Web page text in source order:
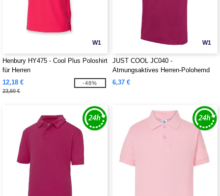
W1
Henbury HY475 - Cool Plus Poloshirt
für Herren
12,18 €
23,60 €
-48%
W1
JUST COOL JC040 -
Atmungsaktives Herren-Polohemd
6,37 €